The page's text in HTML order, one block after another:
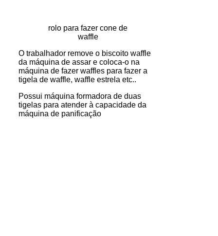
rolo para fazer cone de
waffle
O trabalhador remove o biscoito waffle
da máquina de assar e coloca-o na
máquina de fazer waffles para fazer a
tigela de waffle, waffle estrela etc..
Possui máquina formadora de duas
tigelas para atender à capacidade da
máquina de panificação